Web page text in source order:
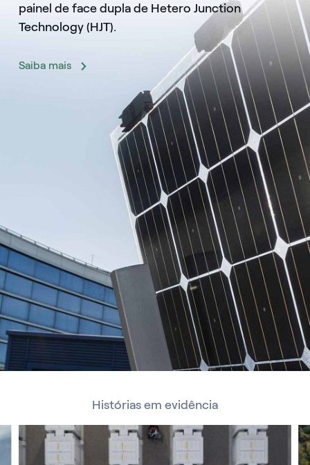
painel de face dupla de Hetero Junction
Technology (HJT).
Saiba mais
Histórias em evidência